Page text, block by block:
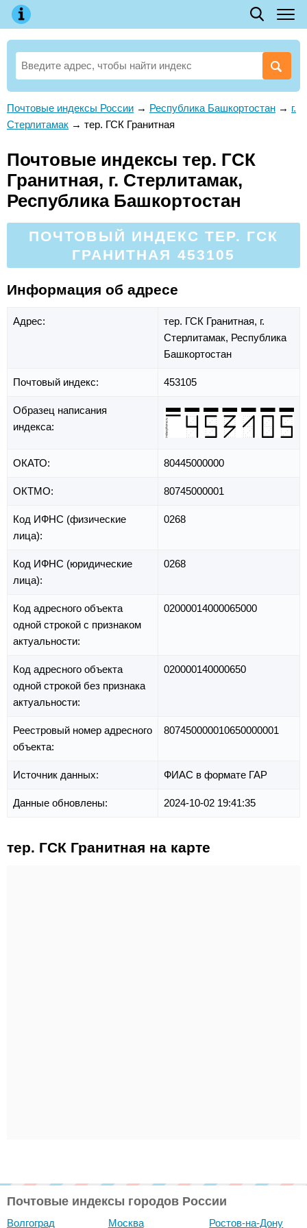
Почтовые индексы России → Республика Башкортостан → г.
Стерлитамак → тер. ГСК Гранитная
Почтовые индексы тер. ГСК
Гранитная, г. Стерлитамак,
Республика Башкортостан
ПОЧТОВЫЙ ИНДЕКС ТЕР. ГСК
ГРАНИТНАЯ 453105
Информация об адресе
Адрес: тер. ГСК Гранитная, г.
Стерлитамак, Республика
Башкортостан
Почтовый индекс: 453105
Образец написания
индекса:
ОКАТО: 80445000000
ОКТМО: 80745000001
Код ИФНС (физические
лица):
0268
Код ИФНС (юридические
лица):
0268
Код адресного объекта
одной строкой с признаком
актуальности:
02000014000065000
Код адресного объекта
одной строкой без признака
актуальности:
020000140000650
Реестровый номер адресного
объекта:
807450000010650000001
Источник данных: ФИАС в формате ГАР
Данные обновлены: 2024-10-02 19:41:35
тер. ГСК Гранитная на карте
Почтовые индексы городов России
Волгоград Москва Ростов-на-Дону